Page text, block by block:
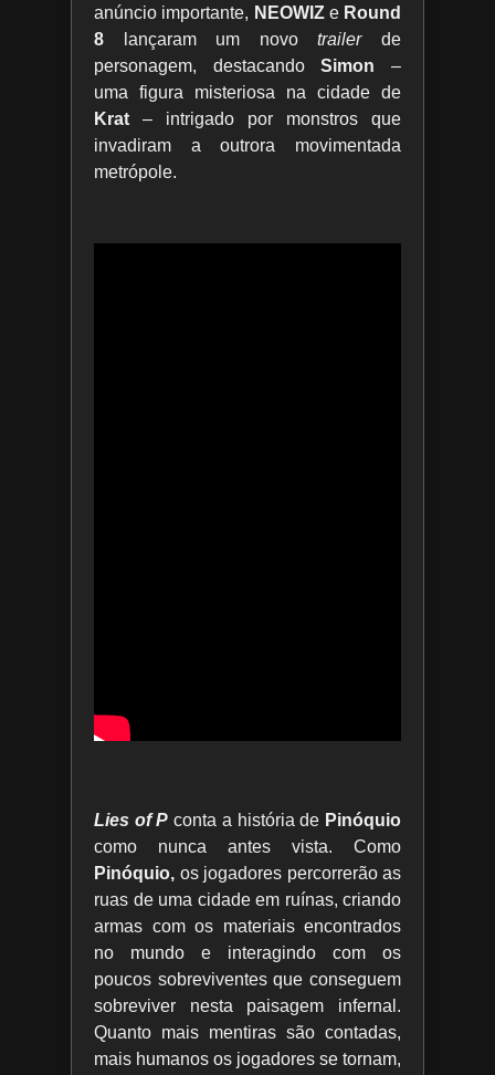
anúncio importante, NEOWIZe Round
8 lançaram um novotrailerde
personagem, destacandoSimon –
uma figura misteriosa na cidade de
Krat – intrigado por monstros que
invadiram a outrora movimentada
metrópole.
Lies of P conta a história de Pinóquio
como nunca antes vista. Como
Pinóquio, os jogadores percorrerão as
ruas de uma cidade em ruínas, criando
armas com os materiais encontrados
no mundo e interagindo com os
poucos sobreviventes que conseguem
sobreviver nesta paisagem infernal.
Quanto mais mentiras são contadas,
mais humanos os jogadores se tornam,